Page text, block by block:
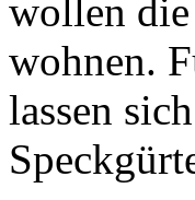
wollen die
wohnen.
lassen